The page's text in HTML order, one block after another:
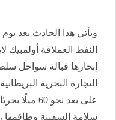
ويأتي هذا الحادث بعد
النفط العملاقة أولمبيك
إبحارها قبالة سواحل
التجارة البحرية
على بعد
سلامة السفينة